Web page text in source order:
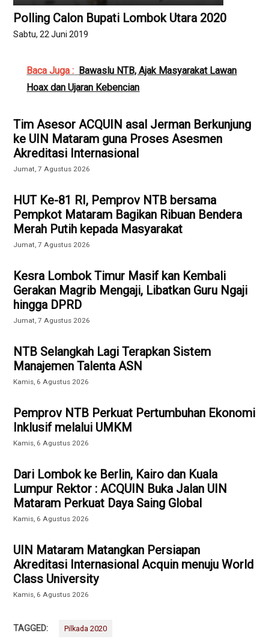
Polling Calon Bupati Lombok Utara 2020
Sabtu, 22 Juni 2019
Baca Juga : Bawaslu NTB, Ajak Masyarakat Lawan
Hoax dan Ujaran Kebencian
Tim Asesor ACQUIN asal Jerman Berkunjung
ke UIN Mataram guna Proses Asesmen
Akreditasi Internasional
Jumat, 7 Agustus 2026
HUT Ke-81 RI, Pemprov NTB bersama
Pempkot Mataram Bagikan Ribuan Bendera
Merah Putih kepada Masyarakat
Jumat, 7 Agustus 2026
Kesra Lombok Timur Masif kan Kembali
Gerakan Magrib Mengaji, Libatkan Guru Ngaji
hingga DPRD
Jumat, 7 Agustus 2026
NTB Selangkah Lagi Terapkan Sistem
Manajemen Talenta ASN
Kamis, 6 Agustus 2026
Pemprov NTB Perkuat Pertumbuhan Ekonomi
Inklusif melalui UMKM
Kamis, 6 Agustus 2026
Dari Lombok ke Berlin, Kairo dan Kuala
Lumpur Rektor : ACQUIN Buka Jalan UIN
Mataram Perkuat Daya Saing Global
Kamis, 6 Agustus 2026
UIN Mataram Matangkan Persiapan
Akreditasi Internasional Acquin menuju World
Class University
Kamis, 6 Agustus 2026
TAGGED: Pilkada 2020